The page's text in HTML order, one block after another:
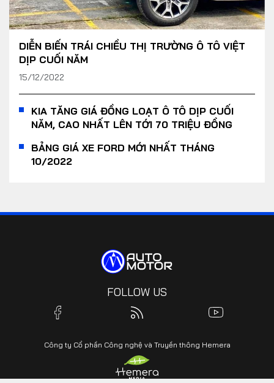
DIỄN BIẾN TRÁI CHIỀU THỊ TRƯỜNG Ô TÔ VIỆT
DỊP CUỐI NĂM
15/12/2022
KIA TĂNG GIÁ ĐỒNG LOẠT Ô TÔ DỊP CUỐI
NĂM, CAO NHẤT LÊN TỚI 70 TRIỆU ĐỒNG
BẢNG GIÁ XE FORD MỚI NHẤT THÁNG
10/2022
FOLLOW US
Công ty Cổ phần Công nghệ và Truyền thông Hemera